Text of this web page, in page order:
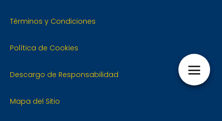
Términos y Condiciones
Política de Cookies
Descargo de Responsabilidad
Mapa del Sitio